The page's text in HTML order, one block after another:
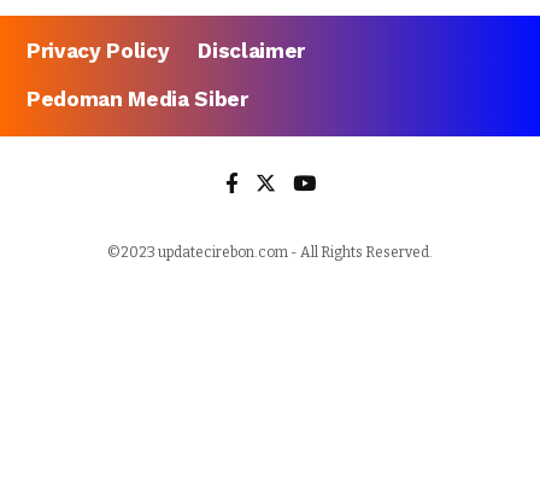
Privacy Policy
Disclaimer
Pedoman Media Siber
©2023 updatecirebon.com - All Rights Reserved.